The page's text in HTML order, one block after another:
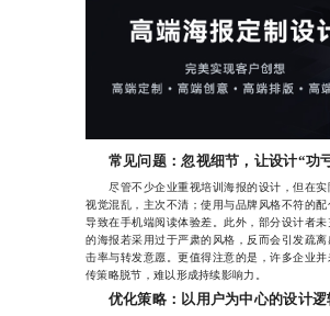
常见问题：忽视细节，让设计“功
尽管不少企业重视培训海报的设计，但在实
视觉混乱，主次不清；使用与品牌风格不符的
导致在手机端阅读体验差。此外，部分设计者
的海报若采用过于严肃的风格，反而会引发疏
击率与转发意愿。更值得注意的是，许多企业
传策略脱节，难以形成持续影响力。
优化策略：以用户为中心的设计逻